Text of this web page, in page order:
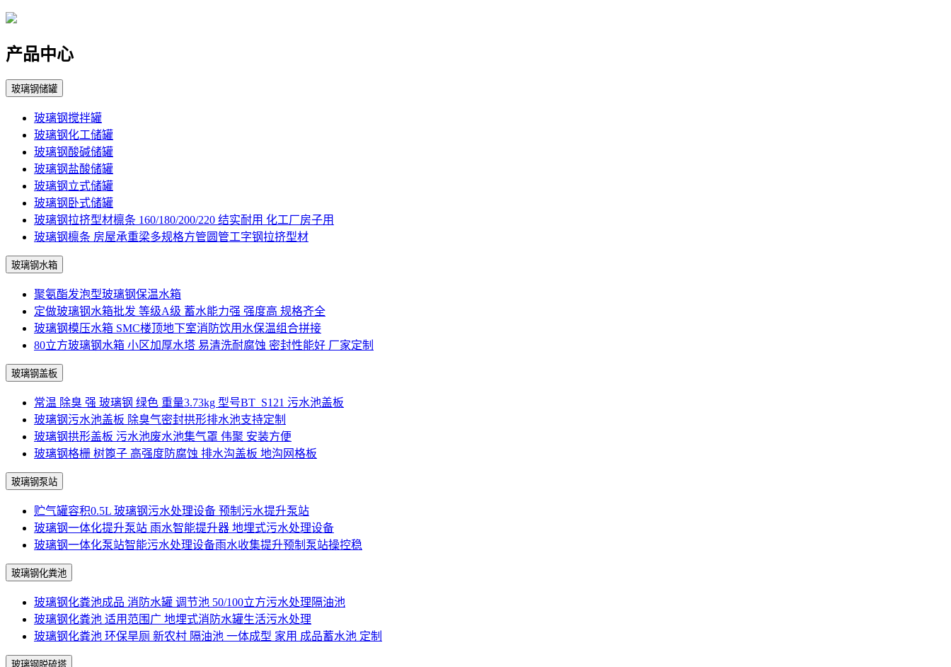
产品中心
玻璃钢储罐
玻璃钢搅拌罐
玻璃钢化工储罐
玻璃钢酸碱储罐
玻璃钢盐酸储罐
玻璃钢立式储罐
玻璃钢卧式储罐
玻璃钢拉挤型材檩条 160/180/200/220 结实耐用 化工厂房子用
玻璃钢檩条 房屋承重梁多规格方管圆管工字钢拉挤型材
玻璃钢水箱
聚氨酯发泡型玻璃钢保温水箱
定做玻璃钢水箱批发 等级A级 蓄水能力强 强度高 规格齐全
玻璃钢模压水箱 SMC楼顶地下室消防饮用水保温组合拼接
80立方玻璃钢水箱 小区加厚水塔 易清洗耐腐蚀 密封性能好 厂家定制
玻璃钢盖板
常温 除臭 强 玻璃钢 绿色 重量3.73kg 型号BT_S121 污水池盖板
玻璃钢污水池盖板 除臭气密封拱形排水池支持定制
玻璃钢拱形盖板 污水池废水池集气罩 伟聚 安装方便
玻璃钢格栅 树篦子 高强度防腐蚀 排水沟盖板 地沟网格板
玻璃钢泵站
贮气罐容积0.5L 玻璃钢污水处理设备 预制污水提升泵站
玻璃钢一体化提升泵站 雨水智能提升器 地埋式污水处理设备
玻璃钢一体化泵站智能污水处理设备雨水收集提升预制泵站操控稳
玻璃钢化粪池
玻璃钢化粪池成品 消防水罐 调节池 50/100立方污水处理隔油池
玻璃钢化粪池 适用范围广 地埋式消防水罐生活污水处理
玻璃钢化粪池 环保旱厕 新农村 隔油池 一体成型 家用 成品蓄水池 定制
玻璃钢脱硫塔